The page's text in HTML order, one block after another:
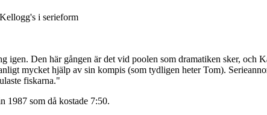
igen. Den här gången är det vid poolen som dramatiken sker,
mycket hjälp av sin kompis (som tydligen heter Tom).
fiskarna."
1987 som då kostade 7:50.